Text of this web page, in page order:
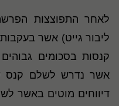
לאחר התפוצצות
ליבור גייט) אשר
קנסות בסכומים
אשר נדרש לשלם קנס
דיווחים מוטים באשר